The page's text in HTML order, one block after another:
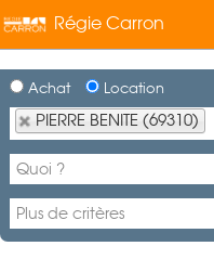
Régie Carron
Achat Location
PIERRE BENITE (69310)